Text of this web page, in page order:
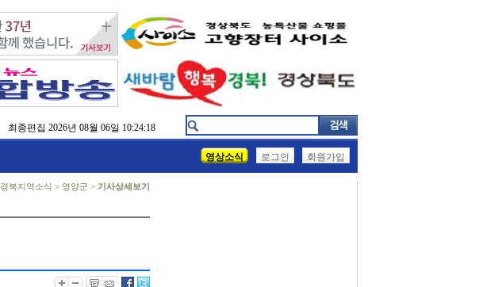
최종편집 2026년 08월 06일 10:24:18
영상소식 로그인 회원가입
경북지역소식 > 영양군 > 기사상세보기